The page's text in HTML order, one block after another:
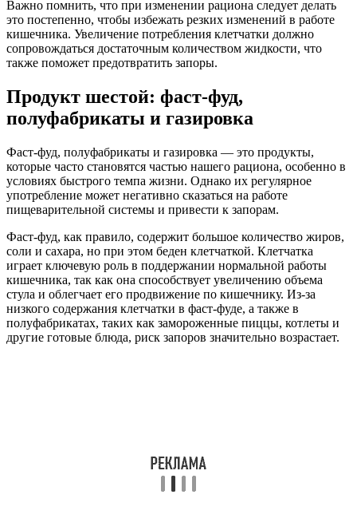
Важно помнить, что при изменении рациона следует делать
это постепенно, чтобы избежать резких изменений в работе
кишечника. Увеличение потребления клетчатки должно
сопровождаться достаточным количеством жидкости, что
также поможет предотвратить запоры.
Продукт шестой: фаст-фуд,
полуфабрикаты и газировка
Фаст-фуд, полуфабрикаты и газировка — это продукты,
которые часто становятся частью нашего рациона, особенно в
условиях быстрого темпа жизни. Однако их регулярное
употребление может негативно сказаться на работе
пищеварительной системы и привести к запорам.
Фаст-фуд, как правило, содержит большое количество жиров,
соли и сахара, но при этом беден клетчаткой. Клетчатка
играет ключевую роль в поддержании нормальной работы
кишечника, так как она способствует увеличению объема
стула и облегчает его продвижение по кишечнику. Из-за
низкого содержания клетчатки в фаст-фуде, а также в
полуфабрикатах, таких как замороженные пиццы, котлеты и
другие готовые блюда, риск запоров значительно возрастает.